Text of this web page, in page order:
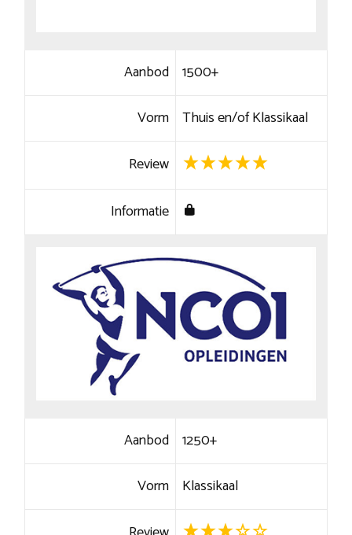
Aanbod 1500+
Vorm Thuis en/of Klassikaal
Review
Informatie
Aanbod 1250+
Vorm Klassikaal